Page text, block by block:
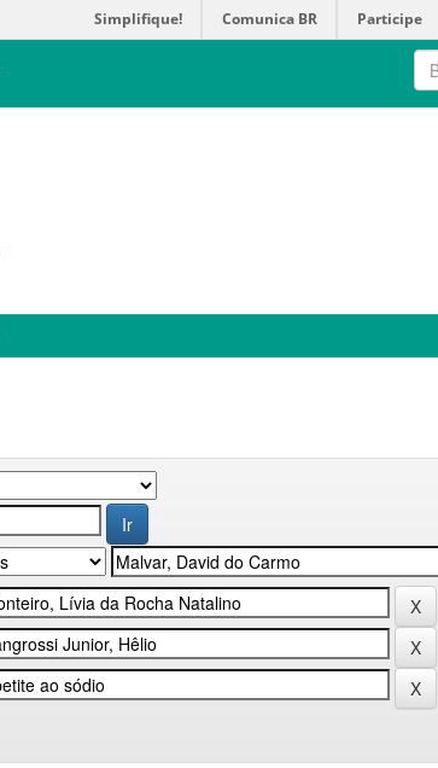
Simplifique! Comunica BR Participe